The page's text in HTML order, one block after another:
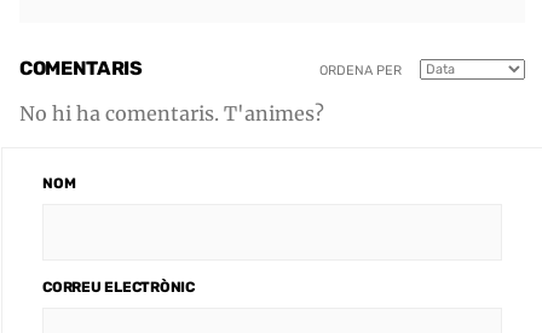
COMENTARIS ORDENA PER
No hi ha comentaris. T'animes?
NOM
CORREU ELECTRÒNIC